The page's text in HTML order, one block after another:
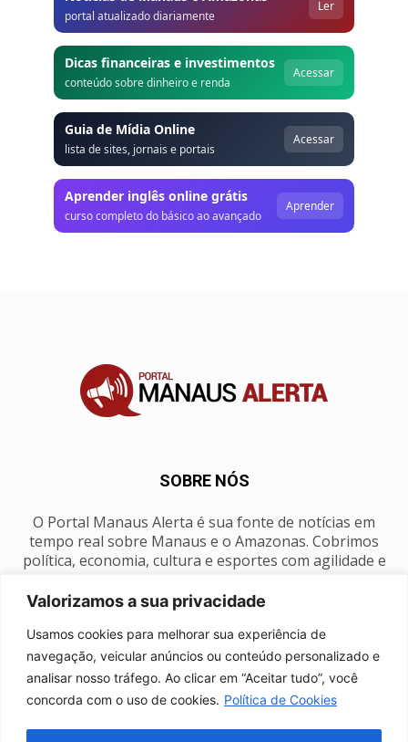
Valorizamos a sua privacidade
Usamos cookies para melhorar sua experiência de
navegação, veicular anúncios ou conteúdo personalizado e
analisar nosso tráfego. Ao clicar em “Aceitar tudo”, você
concorda com o uso de cookies. Política de Cookies
portal atualizado diariamente
Ler
Dicas financeiras e investimentos
conteúdo sobre dinheiro e renda
Acessar
Guia de Mídia Online
lista de sites, jornais e portais
Acessar
Aprender inglês online grátis
curso completo do básico ao avançado
Aprender
SOBRE NÓS
O Portal Manaus Alerta é sua fonte de notícias em
tempo real sobre Manaus e o Amazonas. Cobrimos
política, economia, cultura e esportes com agilidade e
SIGA-NOS